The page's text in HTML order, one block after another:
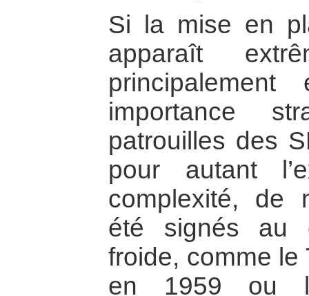
Si la mise en
apparaît
importance
patrouilles des
pour autant
complexité, de
été signés au
froide, comme le
en 1959 ou